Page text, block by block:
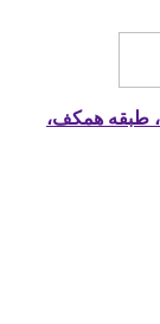
طبقه همکف،